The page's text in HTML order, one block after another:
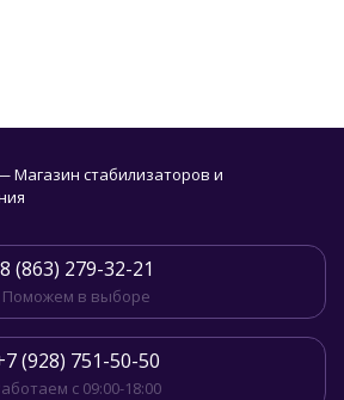
Магазин стабилизаторов и
8 (863) 279-32-21
Поможем в выборе
(928) 751-50-50
с 09:00-18:00